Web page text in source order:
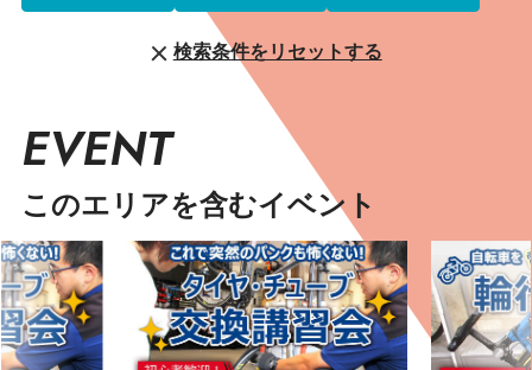
検索条件をリセットする
EVENT
このエリアを含むイベント